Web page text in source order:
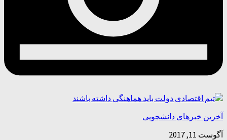
آخرین خبرهای دانشجویی
آگوست 11, 2017